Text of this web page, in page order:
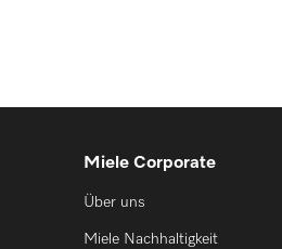
Miele Corporate
Über uns
Miele Nachhaltigkeit